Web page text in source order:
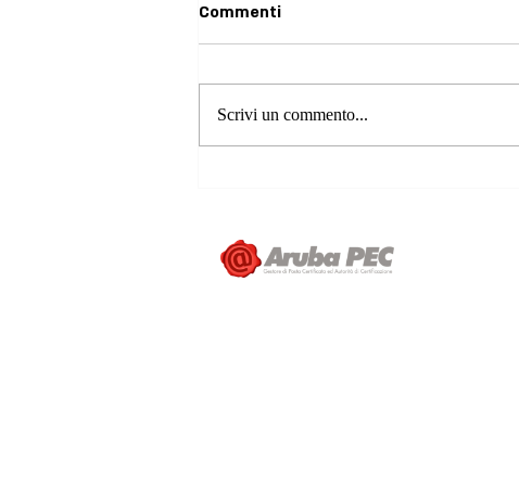
Commenti
Scrivi un commento...